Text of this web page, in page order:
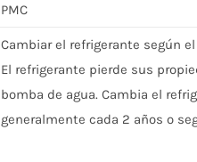
PMC
Cambiar el refrigerante según
El refrigerante pierde sus
bomba de agua. Cambia el
generalmente cada 2 años o